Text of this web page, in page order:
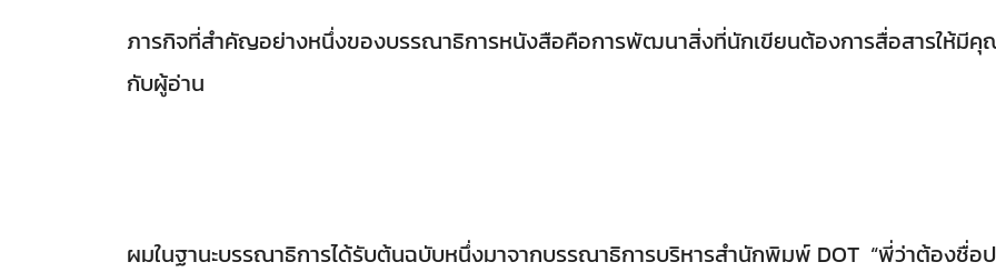
ภารกิจที่สำคัญอย่างหนึ่งของบรรณาธิการหนังสือคือการพัฒนาสิ่งที่นักเขียนต้องการสื่อสารให้มีคุ
กับผู้อ่าน
ผมในฐานะบรรณาธิการได้รับต้นฉบับหนึ่งมาจากบรรณาธิการบริหารสำนักพิมพ์ DOT “พี่ว่าต้องชื่อ